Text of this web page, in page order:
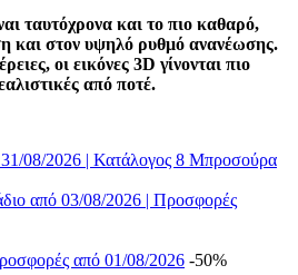
ταυτόχρονα και το πιο καθαρό,
και στον υψηλό ρυθμό ανανέωσης.
οι εικόνες 3D γίνονται πιο
από ποτέ.
08/2026 | Κατάλογος 8 Μπροσούρα
από 03/08/2026 | Προσφορές
από 01/08/2026 -50%